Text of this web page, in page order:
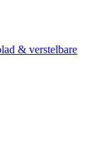
& verstelbare